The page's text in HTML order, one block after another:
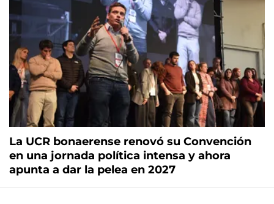
La UCR bonaerense renovó su Convención
en una jornada política intensa y ahora
apunta a dar la pelea en 2027